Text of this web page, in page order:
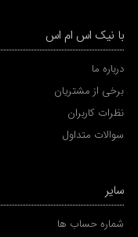
با نیک اس ام اس
درباره ما
برخی از مشتریان
نظرات کاربران
سوالات متداول
سایر
شماره حساب ها